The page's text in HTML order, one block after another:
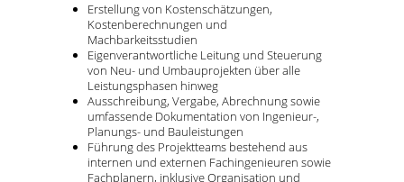
Erstellung von Kostenschätzungen,
Kostenberechnungen und
Machbarkeitsstudien
Eigenverantwortliche Leitung und Steuerung
von Neu- und Umbauprojekten über alle
Leistungsphasen hinweg
Ausschreibung, Vergabe, Abrechnung sowie
umfassende Dokumentation von Ingenieur-,
Planungs- und Bauleistungen
Führung des Projektteams bestehend aus
internen und externen Fachingenieuren sowie
Fachplanern, inklusive Organisation und